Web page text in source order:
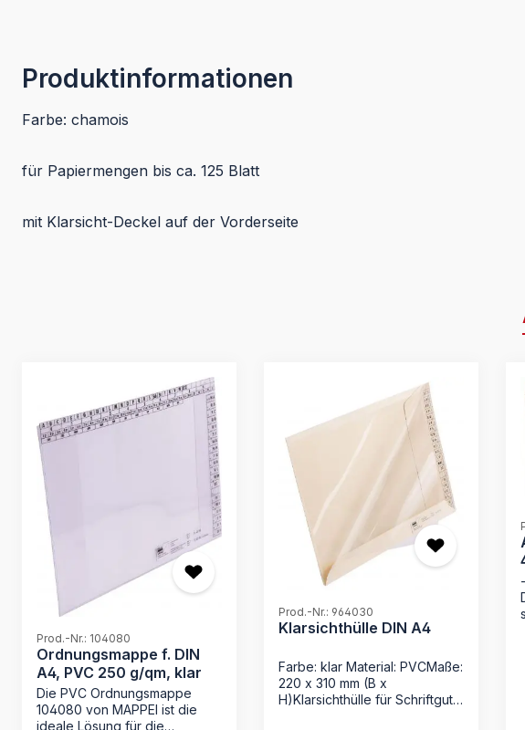
Produktinformationen
Farbe: chamois
für Papiermengen bis ca. 125 Blatt
mit Klarsicht-Deckel auf der Vorderseite
Produktgalerie überspringen
Prod.-Nr.: 104080
Ordnungsmappe f. DIN
A4, PVC 250 g/qm, klar
Die PVC Ordnungsmappe
104080 von MAPPEI ist die
ideale Lösung für die
Prod.-Nr.: 964030
Klarsichthülle DIN A4
Farbe: klar Material: PVCMaße:
220 x 310 mm (B x
H)Klarsichthülle für Schriftgut